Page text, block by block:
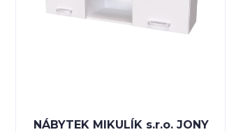
NÁBYTEK MIKULÍK s.r.o. JONY